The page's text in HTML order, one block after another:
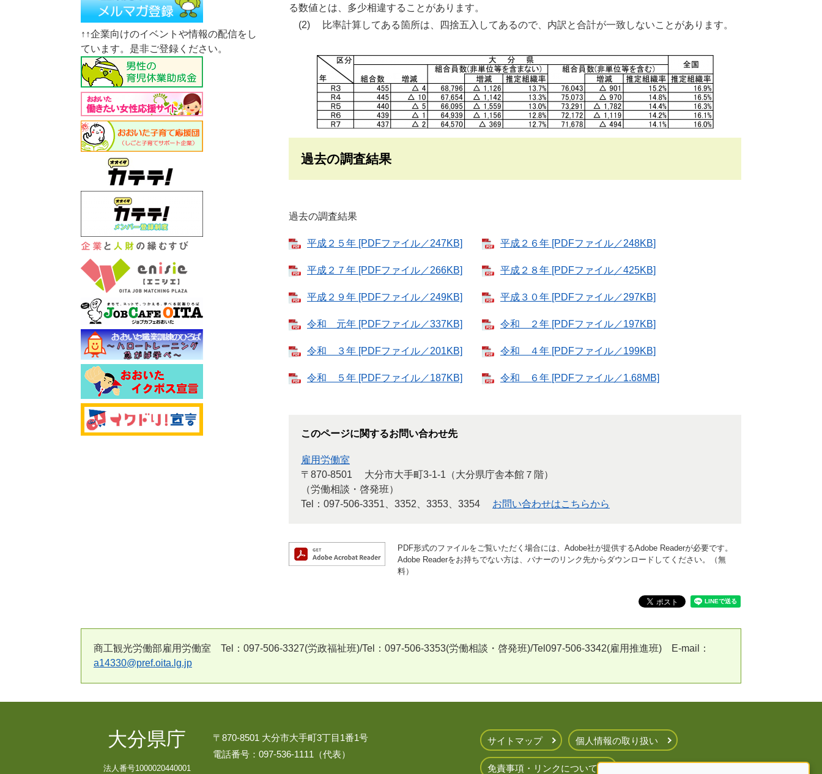
る数値とは、多少相違することがあります。
(2) 比率計算してある箇所は、四捨五入してあるので、内訳と合計が一致しないことがあります。
過去の調査結果
過去の調査結果
平成２５年 [PDFファイル／247KB] 平成２６年 [PDFファイル／248KB]
平成２７年 [PDFファイル／266KB] 平成２８年 [PDFファイル／425KB]
平成２９年 [PDFファイル／249KB] 平成３０年 [PDFファイル／297KB]
令和 元年 [PDFファイル／337KB] 令和 ２年 [PDFファイル／197KB]
令和 ３年 [PDFファイル／201KB] 令和 ４年 [PDFファイル／199KB]
令和 ５年 [PDFファイル／187KB] 令和 ６年 [PDFファイル／1.68MB]
このページに関するお問い合わせ先
雇用労働室
〒870-8501
大分市大手町3-1-1（大分県庁舎本館７階）
（労働相談・啓発班）
Tel：097-506-3351、3352、3353、3354
お問い合わせはこちらから
PDF形式のファイルをご覧いただく場合には、Adobe社が提供するAdobe Readerが必要です。
Adobe Readerをお持ちでない方は、バナーのリンク先からダウンロードしてください。（無
料）
↑↑企業向けのイベントや情報の配信をし
ています。是非ご登録ください。​
商工観光労働部雇用労働室 Tel：097-506-3327(労政福祉班)/Tel：097-506-3353(労働相談・啓発班)/Tel097-506-3342(雇用推進班) E-mail：
a14330@pref.oita.lg.jp
大分県庁
法人番号1000020440001
〒870-8501 大分市大手町3丁目1番1号
電話番号：097-536-1111（代表）
サイトマップ 個人情報の取り扱い
免責事項・リンクについて